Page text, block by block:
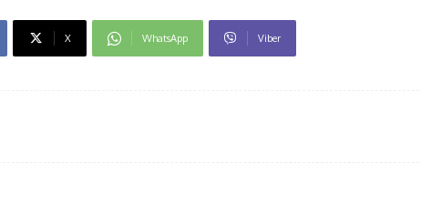
X WhatsApp Viber